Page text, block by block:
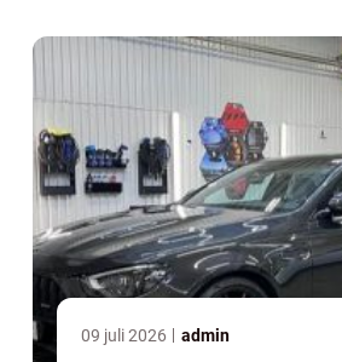
en insiktsfu...
09 juli 2026 admin